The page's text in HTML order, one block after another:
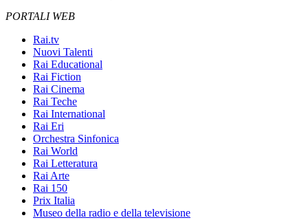
PORTALI WEB
Rai.tv
Nuovi Talenti
Rai Educational
Rai Fiction
Rai Cinema
Rai Teche
Rai International
Rai Eri
Orchestra Sinfonica
Rai World
Rai Letteratura
Rai Arte
Rai 150
Prix Italia
Museo della radio e della televisione